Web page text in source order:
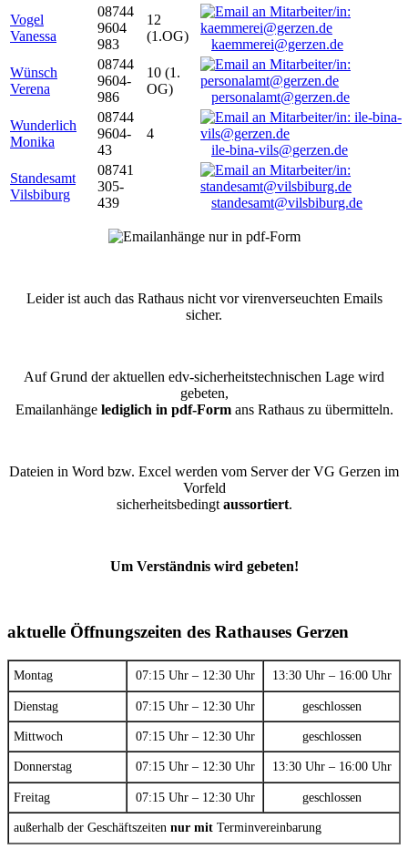
Vogel
Vanessa
08744
9604
983
12
(1.OG)
kaemmerei@gerzen.de
Wünsch
Verena
08744
9604-
986
10 (1.
OG)
personalamt@gerzen.de
Wunderlich
Monika
08744
9604-
43
4
ile-bina-vils@gerzen.de
Standesamt
Vilsbiburg
08741
305-
439
standesamt@vilsbiburg.de
Leider ist auch das Rathaus nicht vor virenverseuchten Emails
sicher.
Auf Grund der aktuellen edv-sicherheitstechnischen Lage wird
gebeten,
Emailanhänge lediglich in pdf-Formans Rathaus zu übermitteln.
Dateien in Word bzw. Excel werden vom Server der VG Gerzen im
Vorfeld
sicherheitsbedingt aussortiert.
Um Verständnis wird gebeten!
aktuelle Öffnungszeiten des Rathauses Gerzen
Montag 07:15 Uhr – 12:30 Uhr 13:30 Uhr – 16:00 Uhr
Dienstag 07:15 Uhr – 12:30 Uhr geschlossen
Mittwoch 07:15 Uhr – 12:30 Uhr geschlossen
Donnerstag 07:15 Uhr – 12:30 Uhr 13:30 Uhr – 16:00 Uhr
Freitag 07:15 Uhr – 12:30 Uhr geschlossen
außerhalb der Geschäftszeiten nur mit Terminvereinbarung